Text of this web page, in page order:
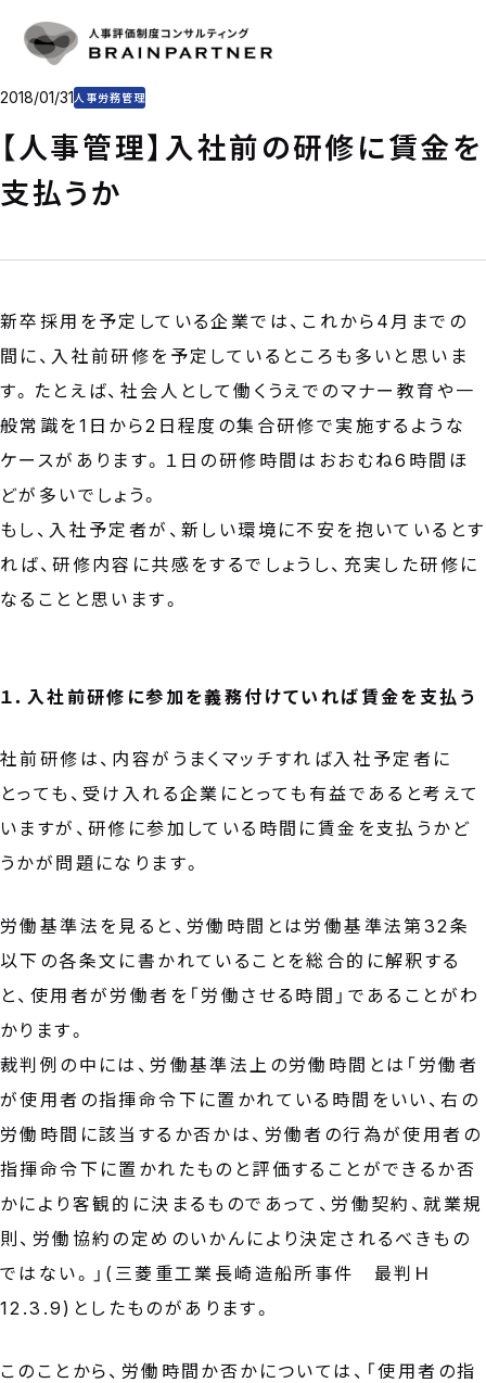
SERVICE
人事評価・目標管理の重要性とアプローチ
人事評価制度の仕組み作り
目標管理制度の仕組み作り
制度運用を支援
導入事例
プラン・料金
コンサルタント
CONSULTANT
コラム
COLUMN
CONTACT
お電話をご利用の方
03-6325-1715
受付時間 10:00〜18:00（土日祝日定休）
お問い合わせフォーム
2018/01/31人事労務管理
【人事管理】入社前の研修に賃金を
支払うか
新卒採用を予定している企業では、これから4月までの
間に、入社前研修を予定しているところも多いと思いま
す。たとえば、社会人として働くうえでのマナー教育や一
般常識を1日から2日程度の集合研修で実施するような
ケースがあります。１日の研修時間はおおむね6時間ほ
どが多いでしょう。
もし、入社予定者が、新しい環境に不安を抱いているとす
れば、研修内容に共感をするでしょうし、充実した研修に
なることと思います。
１．入社前研修に参加を義務付けていれば賃金を支払う
社前研修は、内容がうまくマッチすれば入社予定者に
とっても、受け入れる企業にとっても有益であると考えて
いますが、研修に参加している時間に賃金を支払うかど
うかが問題になります。
労働基準法を見ると、労働時間とは労働基準法第32条
以下の各条文に書かれていることを総合的に解釈する
と、使用者が労働者を「労働させる時間」であることがわ
かります。
裁判例の中には、労働基準法上の労働時間とは「労働者
が使用者の指揮命令下に置かれている時間をいい、右の
労働時間に該当するか否かは、労働者の行為が使用者の
指揮命令下に置かれたものと評価することができるか否
かにより客観的に決まるものであって、労働契約、就業規
則、労働協約の定めのいかんにより決定されるべきもの
ではない。」(三菱重工業長崎造船所事件 最判Ｈ
12.3.9)としたものがあります。
このことから、労働時間か否かについては、「使用者の指